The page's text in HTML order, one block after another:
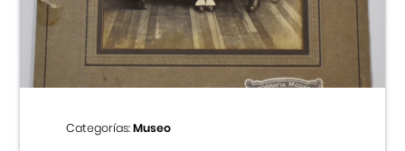
Centro Cultural Peruano Japonés
Museo de la Inmigración Japonesa
Categorías:Museo